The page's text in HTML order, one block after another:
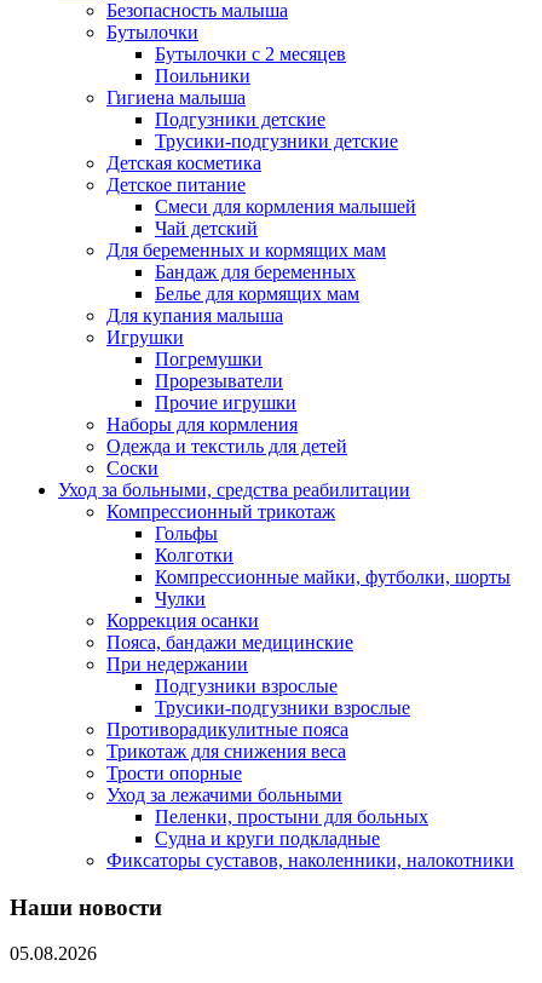
Безопасность малыша
Бутылочки
Бутылочки с 2 месяцев
Поильники
Гигиена малыша
Подгузники детские
Трусики-подгузники детские
Детская косметика
Детское питание
Смеси для кормления малышей
Чай детский
Для беременных и кормящих мам
Бандаж для беременных
Белье для кормящих мам
Для купания малыша
Игрушки
Погремушки
Прорезыватели
Прочие игрушки
Наборы для кормления
Одежда и текстиль для детей
Соски
Уход за больными, средства реабилитации
Компрессионный трикотаж
Гольфы
Колготки
Компрессионные майки, футболки, шорты
Чулки
Коррекция осанки
Пояса, бандажи медицинские
При недержании
Подгузники взрослые
Трусики-подгузники взрослые
Противорадикулитные пояса
Трикотаж для снижения веса
Трости опорные
Уход за лежачими больными
Пеленки, простыни для больных
Судна и круги подкладные
Фиксаторы суставов, наколенники, налокотники
Наши новости
05.08.2026